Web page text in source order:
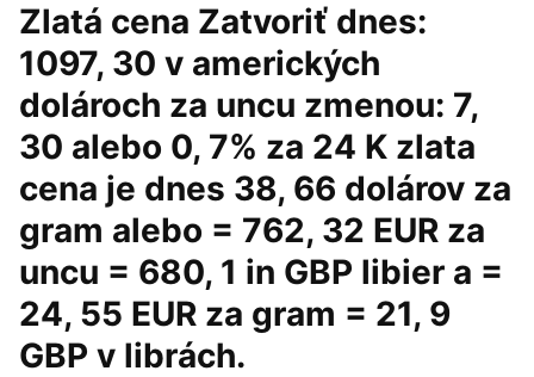
Zlatá cena Zatvoriť dnes:
1097, 30 v amerických
dolároch za uncu zmenou: 7,
30 alebo 0, 7% za 24 K zlata
cena je dnes 38, 66 dolárov za
gram alebo = 762, 32 EUR za
uncu = 680, 1 in GBP libier a =
24, 55 EUR za gram = 21, 9
GBP v librách.